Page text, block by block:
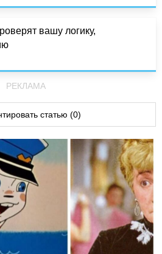
вашу логику,
РЕКЛАМА
статью (0)